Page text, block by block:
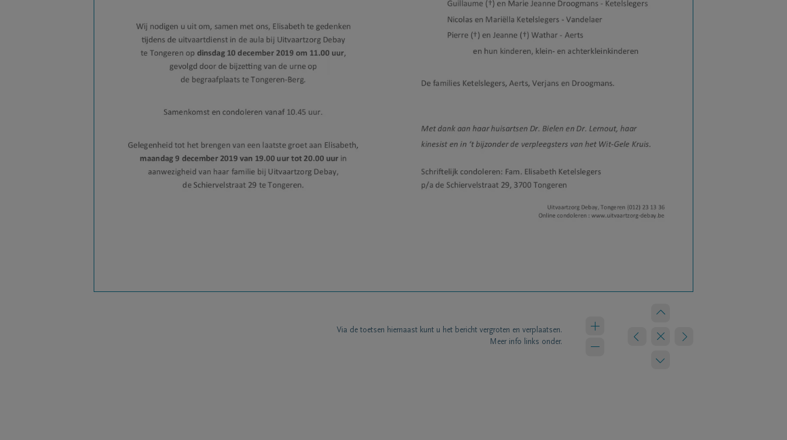
Via de toetsen hiernaast kunt u het bericht vergroten en verplaatsen.
Meer info links onder.